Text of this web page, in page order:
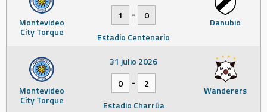
Montevideo
City Torque
Danubio
1
-
0
Estadio Centenario
Montevideo
City Torque
Wanderers
31 julio 2026
0
-
2
Estadio Charrúa